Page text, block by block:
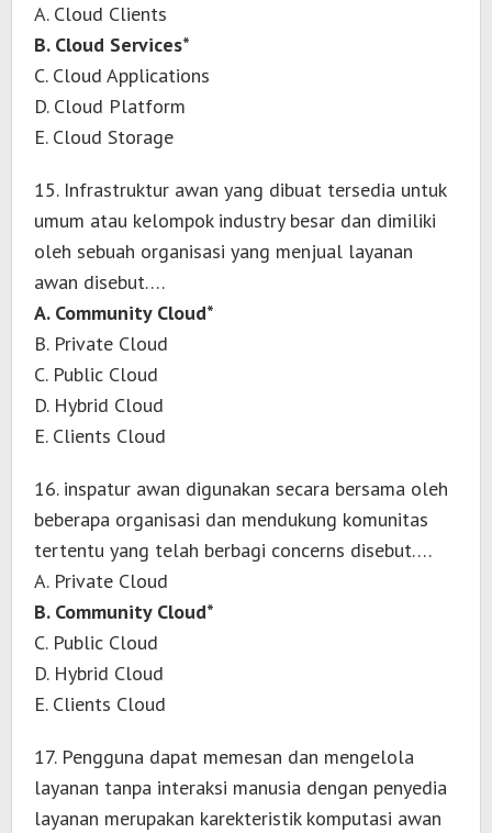
A. Cloud Clients
B. Cloud Services*
C. Cloud Applications
D. Cloud Platform
E. Cloud Storage
15. Infrastruktur awan yang dibuat tersedia untuk
umum atau kelompok industry besar dan dimiliki
oleh sebuah organisasi yang menjual layanan
awan disebut….
A. Community Cloud*
B. Private Cloud
C. Public Cloud
D. Hybrid Cloud
E. Clients Cloud
16. inspatur awan digunakan secara bersama oleh
beberapa organisasi dan mendukung komunitas
tertentu yang telah berbagi concerns disebut….
A. Private Cloud
B. Community Cloud*
C. Public Cloud
D. Hybrid Cloud
E. Clients Cloud
17. Pengguna dapat memesan dan mengelola
layanan tanpa interaksi manusia dengan penyedia
layanan merupakan karekteristik komputasi awan